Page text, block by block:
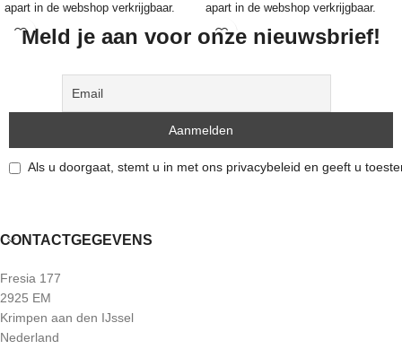
apart in de webshop verkrijgbaar.
Advies maat is maat S.
oneffenheden bevatten. Het is een
natuurproduct en zijn niet 100%
egaal. De edelsteen die je op de foto
ziet, is ook de steen die je ontvangt.
apart in de webshop verkrijgbaar.
Advies maat is maat
S.https://kleurrijke-
Elke steen heeft een unieke vorm,
kleur en kunnen daarom
oneffenheden bevatten. Het is een
natuurproduct en zijn niet 100%
Meld je aan voor onze nieuwsbrief!
Als u doorgaat, stemt u in met ons privacybeleid en geeft u
CONTACTGEGEVENS
Fresia 177
2925 EM
Krimpen aan den IJssel
Nederland